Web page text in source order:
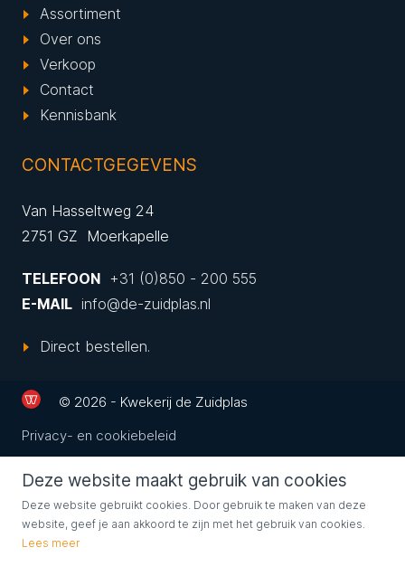
Assortiment
Over ons
Verkoop
Contact
Kennisbank
CONTACTGEGEVENS
Van Hasseltweg 24
2751 GZ Moerkapelle
TELEFOON +31 (0)850 - 200 555
E-MAIL info@de-zuidplas.nl
Direct bestellen.
© 2026 - Kwekerij de Zuidplas
Privacy- en cookiebeleid
Deze website maakt gebruik van cookies
Deze website gebruikt cookies. Door gebruik te maken van deze
website, geef je aan akkoord te zijn met het gebruik van cookies.
Lees meer